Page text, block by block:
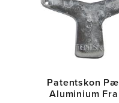
Patentskon
Aluminium